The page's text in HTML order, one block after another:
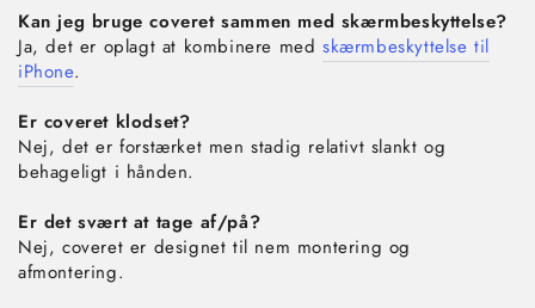
Kan jeg bruge coveret sammen med skærmbeskyttelse?
Ja, det er oplagt at kombinere medskærmbeskyttelse til
iPhone.
Er coveret klodset?
Nej, det er forstærket men stadig relativt slankt og
behageligt i hånden.
Er det svært at tage af/på?
Nej, coveret er designet til nem montering og
afmontering.